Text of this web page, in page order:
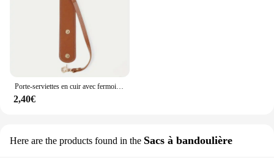
Porte-serviettes en cuir avec fermoir pour femme, sangle isotholder vintage, sac à main, chapeau, camping en plein air
2,40€
Here are the products found in the Sacs à bandoulière